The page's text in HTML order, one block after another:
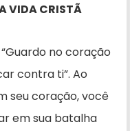
VIDA CRISTÃ
“Guardo no coração
contra ti”. Ao
seu coração, você
em sua batalha